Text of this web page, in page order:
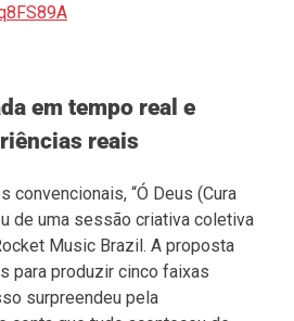
em tempo real e
reais
convencionais, “Ó Deus (Cura
de uma sessão criativa coletiva
Music Brazil. A proposta
para produzir cinco faixas
surpreendeu pela